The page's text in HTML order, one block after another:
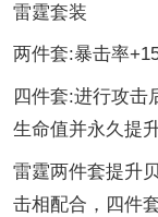
雷霆套装
两件套:暴击率
四件套:进行攻击
生命值并永久提
雷霆两件套提升
击相配合，四件